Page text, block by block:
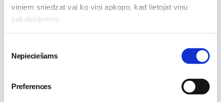
viņiem sniedzat vai ko viņi apkopo, kad lietojat viņu
pakalpojumus.
izvēle
Nepieciešams
Preferences
Pieteikties
Diānas Zandes lekcija TIEŠSAISTĒ